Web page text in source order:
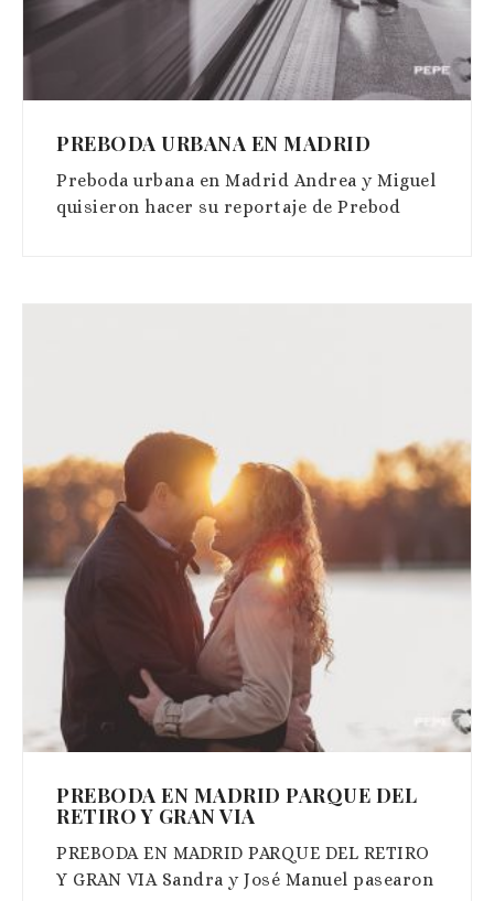
PREBODA URBANA EN MADRID
Preboda urbana en Madrid Andrea y Miguel
quisieron hacer su reportaje de Prebod
PREBODA EN MADRID PARQUE DEL
RETIRO Y GRAN VIA
PREBODA EN MADRID PARQUE DEL RETIRO
Y GRAN VIA Sandra y José Manuel pasearon